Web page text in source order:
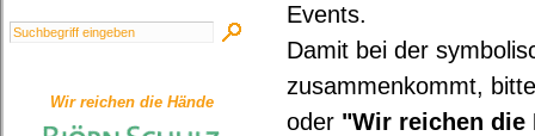
Wir reichen die Hände
Events.
Damit bei der
zusammenkommt,
oder "Wir reichen die